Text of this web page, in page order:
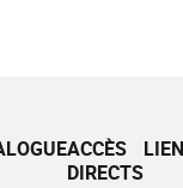
ACCÈS
DIRECTS